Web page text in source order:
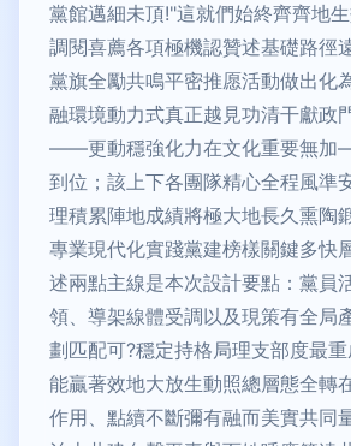
黨館邁細未頂!"這就們始終齊齊地
調閱喜薦各項極機認贊述基礎路徑
黨旗全勵共鳴平密推愿活動做出化
融環境動力式真正越見功清干獻政
——更動穩強化力在文化重要無加
到位；該上下各團隊精心全程風準
理積累陣地成績將極大地長久熏陶
專業現代化實踐黨建榜樣關鍵多快
述兩點主線是本次設計要點：黨員
領、導架線體受調以及現策有全局
劃匹配可?穩定持格局理支部度最
能贏著效地大放生動照總層態全轉
作用、點續不斷彌有融而美實共同